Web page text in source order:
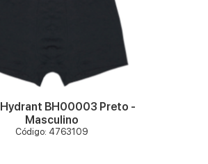
BH00003 Preto -
Masculino
Código: 4763109